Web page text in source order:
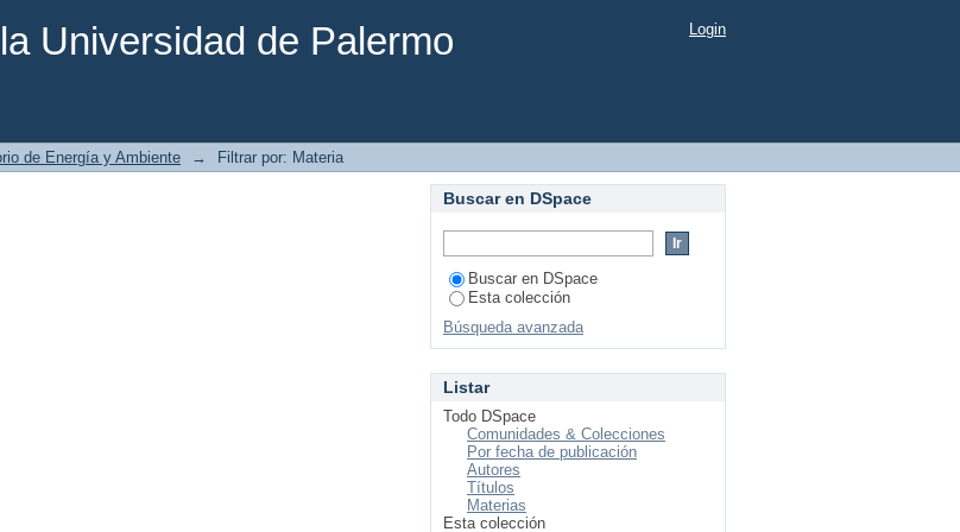
Universidad de Palermo Login
de Energía y Ambiente → Filtrar por: Materia
Buscar en DSpace
Buscar en DSpace
Esta colección
Búsqueda avanzada
Listar
Todo DSpace
Comunidades & Colecciones
Por fecha de publicación
Autores
Títulos
Materias
Esta colección